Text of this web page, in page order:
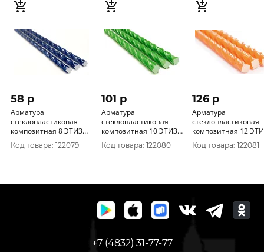
58 p
Арматура
стеклопластиковая
композитная 8 ЭТИЗ
(Прут 2 пог.м.), синяя
Код товара: 122079
101 p
Арматура
стеклопластиковая
композитная 10 ЭТИЗ
(Прут 2 пог.м.), зеленая
Код товара: 122080
126 p
Арматура
стеклопластиковая
композитная 12
(Прут 2 пог.м.),
оранжевая
Код товара: 122081
+7 (4832) 31-77-77